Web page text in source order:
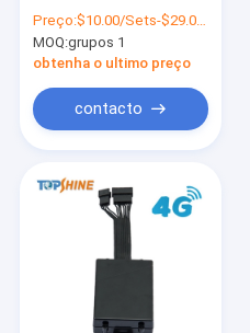
Produtos
Vídeos
Sobre nós
com alarme do carro
de Bluetooth RFID e
para identificar a
motorista
Preço:$10.00/Sets-$29.00/Sets
MOQ:grupos 1
obtenha o ultimo preço
contacto